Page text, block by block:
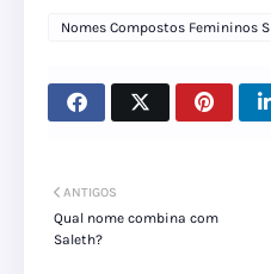
Nomes Compostos Femininos S
ANTIGOS
Qual nome combina com
Saleth?